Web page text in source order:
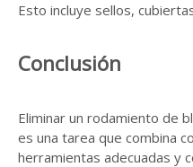
Esto incluye sellos,
Conclusión
Eliminar un rodamiento de
es una tarea que combina
herramientas adecuadas y